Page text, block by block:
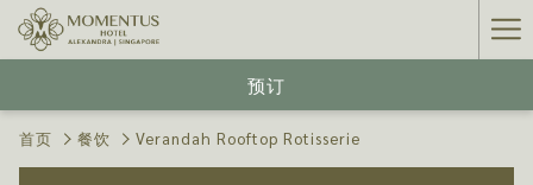
预订
首页 餐饮 Verandah Rooftop Rotisserie